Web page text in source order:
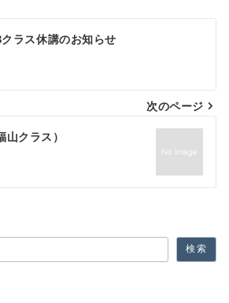
ラス休講のお知らせ
次のページ
クラス）
検索